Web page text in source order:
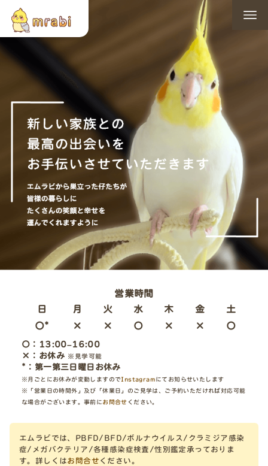
営業時間
日
月 火 水 木 金
土
〇*
× × 〇 × × 〇
〇：13:00–16:00
×：お休み ※見学可能
*：第一第三日曜日お休み
※月ごとにお休みが変動しますのでInstagram にてお知らせいたします
※「営業日の時間外」及び「休業日」のご見学は、ご予約いただければ対応可能
な場合がございます。事前に お問合せ ください。
エムラビでは、PBFD/BFD/ボルナウイルス/クラミジア感染
症/メガバクテリア/各種感染症検査/性別鑑定承っておりま
す。詳しくはお問合せ ください。